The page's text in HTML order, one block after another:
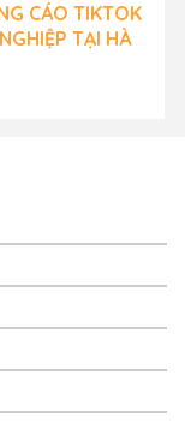
CÁO TIKTOK
TẠI HÀ